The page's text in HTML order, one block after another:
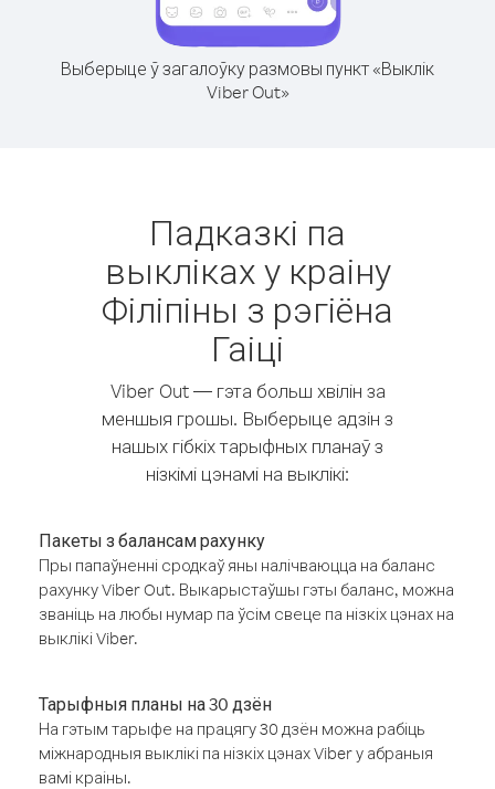
Выберыце ў загалоўку размовы пункт «Выклік
Viber Out»
Падказкі па
выкліках у краіну
Філіпіны з рэгіёна
Гаіці
Viber Out — гэта больш хвілін за
меншыя грошы. Выберыце адзін з
нашых гібкіх тарыфных планаў з
нізкімі цэнамі на выклікі:
Пакеты з балансам рахунку
Пры папаўненні сродкаў яны налічваюцца на баланс
рахунку Viber Out. Выкарыстаўшы гэты баланс, можна
званіць на любы нумар па ўсім свеце па нізкіх цэнах на
выклікі Viber.
Тарыфныя планы на 30 дзён
На гэтым тарыфе на працягу 30 дзён можна рабіць
міжнародныя выклікі па нізкіх цэнах Viber у абраныя
вамі краіны.